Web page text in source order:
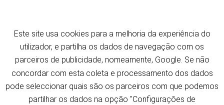
conteúdo
Despoletar
Este site usa cookies para a melhoria da experiência do
utilizador, e partilha os dados de navegação com os
parceiros de publicidade, nomeamente, Google. Se não
concordar com esta coleta e processamento dos dados
pode seleccionar quais são os parceiros com que podemos
partilhar os dados na opção "Configurações de